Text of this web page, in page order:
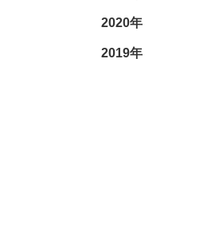
2020年
2019年